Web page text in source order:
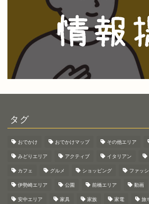
タグ
おでかけ おでかけマップ その他エリア
みどりエリア アクティブ イタリアン
カフェ グルメ ショッピング ファッ
伊勢崎エリア 公園 前橋エリア 動画
安中エリア 家具 家族 家電 旅